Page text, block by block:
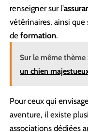
renseigner sur l’
vétérinaires, ainsi
de formation.
Sur le même thème
un chien
Pour ceux qui
aventure, il existe
associations dédiées